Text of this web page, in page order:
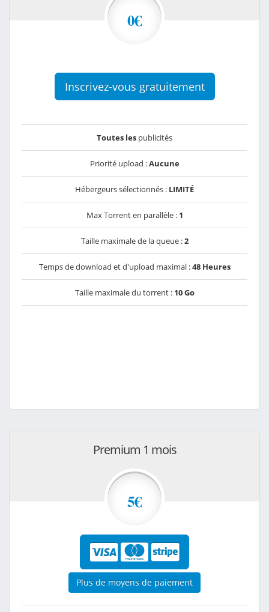
0€
Inscrivez-vous gratuitement
Toutes les publicités
Priorité upload :Aucune
Hébergeurs sélectionnés : LIMITÉ
Max Torrent en parallèle : 1
Taille maximale de la queue :2
Temps de download et d'upload maximal :48 Heures
Taille maximale du torrent : 10 Go
Premium 1 mois
5€
Plus de moyens de paiement